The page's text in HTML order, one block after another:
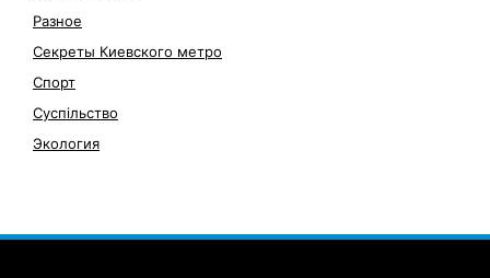
Разное
Секреты Киевского метро
Спорт
Суспільство
Экология